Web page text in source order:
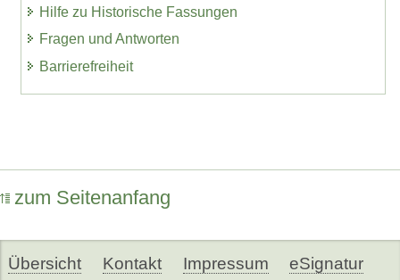
Hilfe zu Historische Fassungen
Fragen und Antworten
Barrierefreiheit
zum Seitenanfang
Übersicht Kontakt Impressum eSignatur